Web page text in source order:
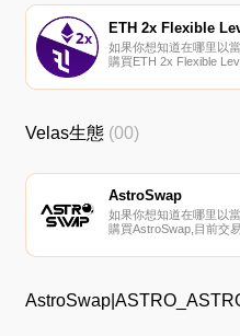
如果你想知道在哪里以
購買ETH 2x Flexible
Leverage Index]股票的
密貨幣交易所頁面上找到
表.
Velas生態 (00)
AstroSwap
如果你想知道在哪里以
購買AstroSwap,目前交
幣交易所是Gate.io、
可以在我們的加密貨幣
面上找到其他列表.